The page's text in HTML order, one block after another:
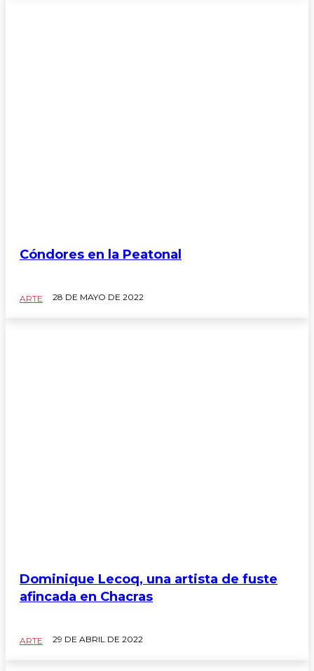
Cóndores en la Peatonal
ARTE 28 DE MAYO DE 2022
Dominique Lecoq, una artista de fuste
afincada en Chacras
ARTE 29 DE ABRIL DE 2022